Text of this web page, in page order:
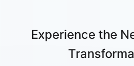
Experience the